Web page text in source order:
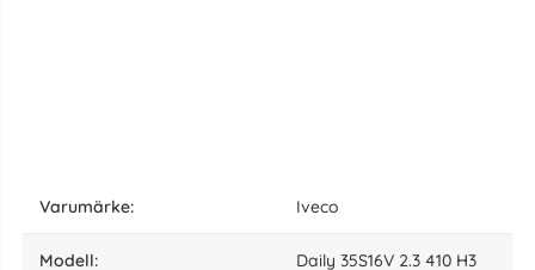
varumärke: Iveco
modell: Daily 35S16V 2.3 410 H3